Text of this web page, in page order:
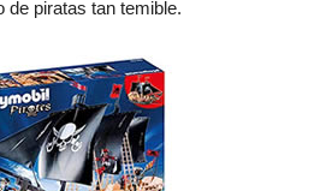
de piratas tan temible.